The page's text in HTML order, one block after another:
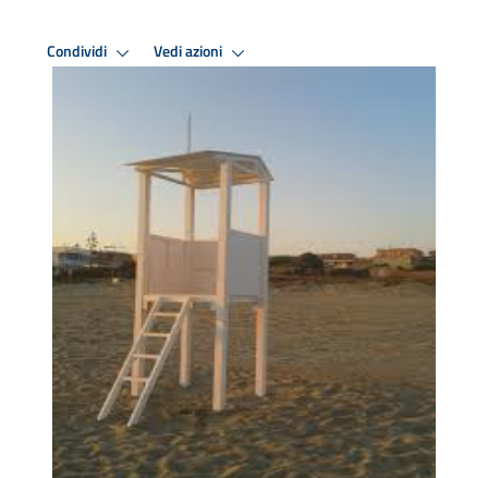
Condividi Vedi azioni